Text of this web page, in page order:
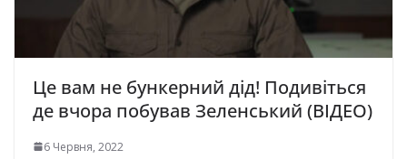
Це вам не бункерний дід! Подивіться
де вчора побував Зеленський (ВІДЕО)
6 Червня, 2022